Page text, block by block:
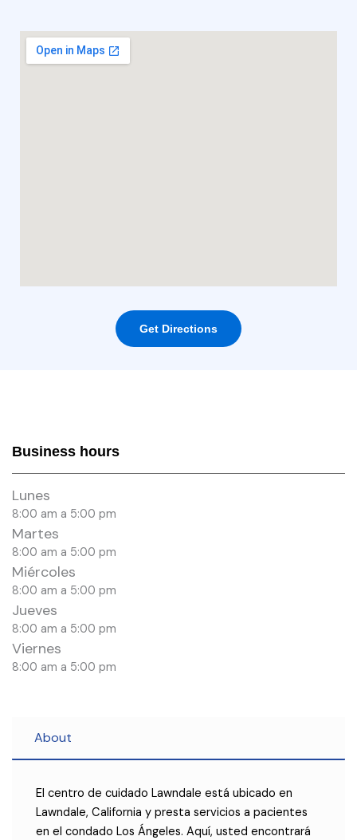
Get Directions
Business hours
Lunes
8:00 am a 5:00 pm
Martes
8:00 am a 5:00 pm
Miércoles
8:00 am a 5:00 pm
Jueves
8:00 am a 5:00 pm
Viernes
8:00 am a 5:00 pm
About
El centro de cuidado Lawndale está ubicado en
Lawndale, California y presta servicios a pacientes
en el condado Los Ángeles. Aquí, usted encontrará